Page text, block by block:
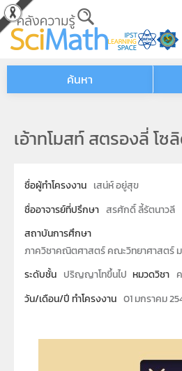
Skip to main content
ค้นหา
เอ้าทโมสท์ สตรองลี่ โซ
ชื่อผู้ทำโครงงาน เสน่ห์ อยู่สุข
ชื่ออาจารย์ที่ปรึกษา สรศักดิ์ ลี้รัตนาวลี
สถาบันการศึกษา
ภาควิชาคณิตศาสตร์ คณะวิทยาศาสตร์ ม
ระดับชั้น ปริญญาโทขึ้นไป หมวดวิชา
วัน/เดือน/ปี ทำโครงงาน 01 มกราคม